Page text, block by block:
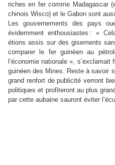
riches en fer comme Madagascar
chinois Wisco) et le Gabon sont
Les gouvernements des pays
évidemment enthousiastes : «
étions assis sur des gisements
comparer le fer guinéen au
l’économie nationale »,
guinéen des Mines. Reste à savoir
grand renfort de publicité verront
politiques et profiteront au plus
par cette aubaine sauront éviter